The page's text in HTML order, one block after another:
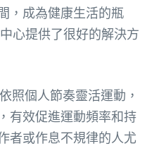
，成為健康生活的瓶
心提供了很好的解決方
照個人節奏靈活運動，
有效促進運動頻率和持
者或作息不規律的人尤